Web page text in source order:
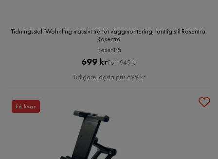
Tidningsställ Wohnling massivt trä för väggmontering, lantlig stil Rosenträ,
Rosenträ
Rosenträ
Pris
699 krOriginal
Pris
Förr 949 kr
Tidigare lägsta pris 699 kr
Få kvar